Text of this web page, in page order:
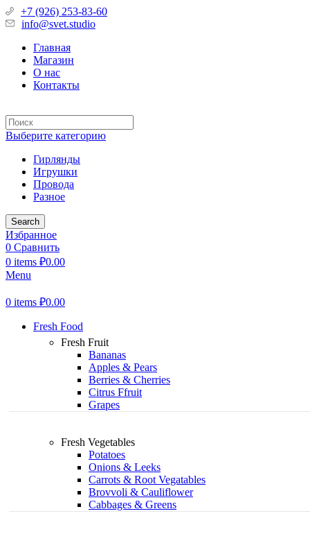
+7 (926) 253-83-60
info@svet.studio
Главная
Магазин
О нас
Контакты
Выберите категорию
Гирлянды
Игрушки
Провода
Разное
Search
Избранное
0 Сравнить
0 items ₽0.00
Menu
0 items ₽0.00
Fresh Food
Fresh Fruit
Bananas
Apples & Pears
Berries & Cherries
Citrus Ffruit
Grapes
Fresh Vegetables
Potatoes
Onions & Leeks
Carrots & Root Vegatables
Brovvoli & Cauliflower
Cabbages & Greens